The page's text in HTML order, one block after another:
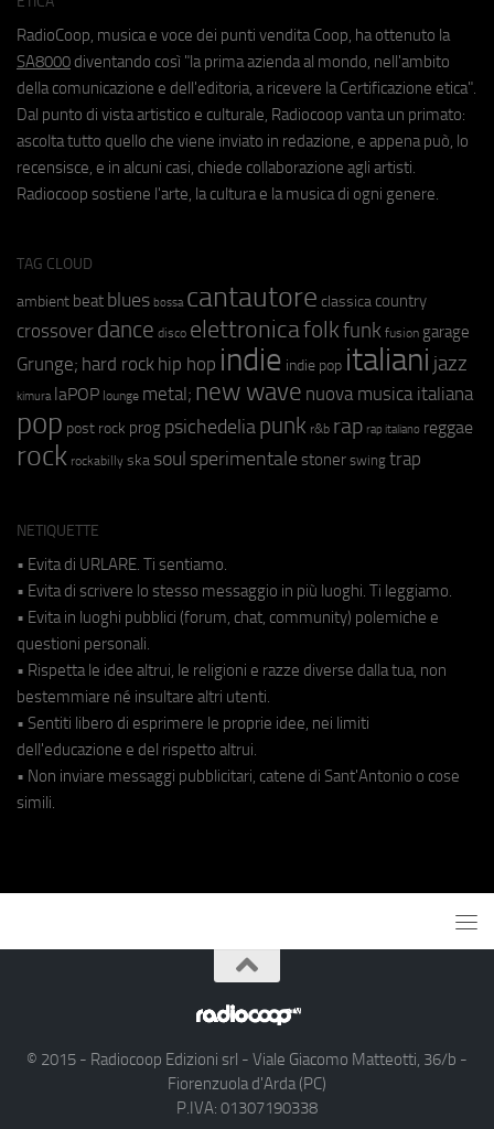
RadioCoop, musica e voce dei punti vendita Coop, ha ottenuto la
SA8000 diventando così "la prima azienda al mondo, nell'ambito
della comunicazione e dell'editoria, a ricevere la Certificazione etica".
Dal punto di vista artistico e culturale, Radiocoop vanta un primato:
ascolta tutto quello che viene inviato in redazione, e appena può, lo
recensisce, e in alcuni casi, chiede collaborazione agli artisti.
Radiocoop sostiene l'arte, la cultura e la musica di ogni genere.
TAG CLOUD
ambient beat blues bossa cantautore classica country
crossover dance disco elettronicafolkfunk fusion garage
Grunge; hard rock hip hop indie indie pop italiani jazz
kimura laPOP lounge metal; new wave nuova musica italiana
pop post rock prog psichedeliapunk r&b rap rap italiano reggae
rock rockabilly ska soul sperimentale stoner swing trap
NETIQUETTE
• Evita di URLARE. Ti sentiamo.
• Evita di scrivere lo stesso messaggio in più luoghi. Ti leggiamo.
• Evita in luoghi pubblici (forum, chat, community) polemiche e
questioni personali.
• Rispetta le idee altrui, le religioni e razze diverse dalla tua, non
bestemmiare né insultare altri utenti.
• Sentiti libero di esprimere le proprie idee, nei limiti
dell'educazione e del rispetto altrui.
• Non inviare messaggi pubblicitari, catene di Sant'Antonio o cose
simili.
© 2015 - Radiocoop Edizioni srl - Viale Giacomo Matteotti, 36/b -
Fiorenzuola d'Arda (PC)
P.IVA: 01307190338